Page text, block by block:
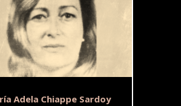
Adela Chiappe Sardoy